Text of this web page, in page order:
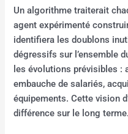
Un algorithme traiterait
agent expérimenté
identifiera les doublons
dégressifs sur l’ensemble
les évolutions prévisibles :
embauche de salariés,
équipements. Cette vision
différence sur le long terme.